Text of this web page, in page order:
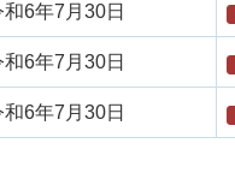
和6年7月30日
和6年7月30日
和6年7月30日